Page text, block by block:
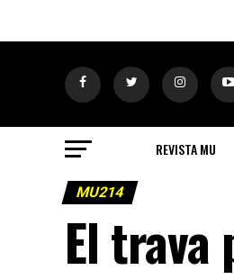
REVISTA MU
MU214
El trava